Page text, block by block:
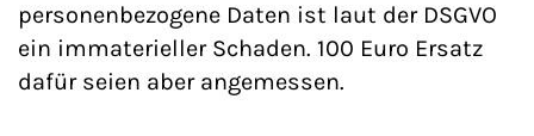
personenbezogene Daten ist laut der DSGVO
ein immaterieller Schaden. 100 Euro Ersatz
dafür seien aber angemessen.